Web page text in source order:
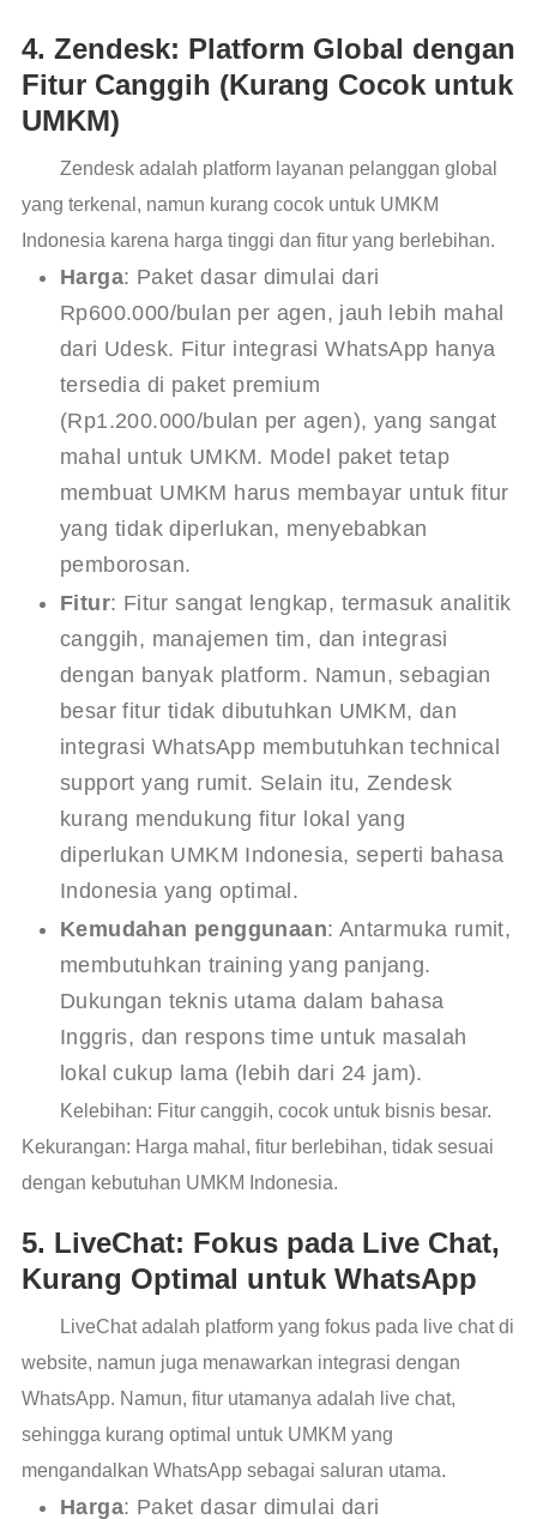
4. Zendesk: Platform Global dengan
Fitur Canggih (Kurang Cocok untuk
UMKM)
Zendesk adalah platform layanan pelanggan global
yang terkenal, namun kurang cocok untuk UMKM
Indonesia karena harga tinggi dan fitur yang berlebihan.
Harga: Paket dasar dimulai dari
Rp600.000/bulan per agen, jauh lebih mahal
dari Udesk. Fitur integrasi WhatsApp hanya
tersedia di paket premium
(Rp1.200.000/bulan per agen), yang sangat
mahal untuk UMKM. Model paket tetap
membuat UMKM harus membayar untuk fitur
yang tidak diperlukan, menyebabkan
pemborosan.
Fitur: Fitur sangat lengkap, termasuk analitik
canggih, manajemen tim, dan integrasi
dengan banyak platform. Namun, sebagian
besar fitur tidak dibutuhkan UMKM, dan
integrasi WhatsApp membutuhkan technical
support yang rumit. Selain itu, Zendesk
kurang mendukung fitur lokal yang
diperlukan UMKM Indonesia, seperti bahasa
Indonesia yang optimal.
Kemudahan penggunaan: Antarmuka rumit,
membutuhkan training yang panjang.
Dukungan teknis utama dalam bahasa
Inggris, dan respons time untuk masalah
lokal cukup lama (lebih dari 24 jam).
Kelebihan: Fitur canggih, cocok untuk bisnis besar.
Kekurangan: Harga mahal, fitur berlebihan, tidak sesuai
dengan kebutuhan UMKM Indonesia.
5. LiveChat: Fokus pada Live Chat,
Kurang Optimal untuk WhatsApp
LiveChat adalah platform yang fokus pada live chat di
website, namun juga menawarkan integrasi dengan
WhatsApp. Namun, fitur utamanya adalah live chat,
sehingga kurang optimal untuk UMKM yang
mengandalkan WhatsApp sebagai saluran utama.
Harga: Paket dasar dimulai dari